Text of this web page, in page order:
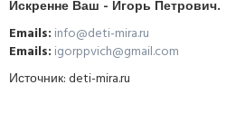
Искренне Ваш - Игорь Петрович.
Emails: info@deti-mira.ru
Emails: igorppvich@gmail.com
Источник: deti-mira.ru